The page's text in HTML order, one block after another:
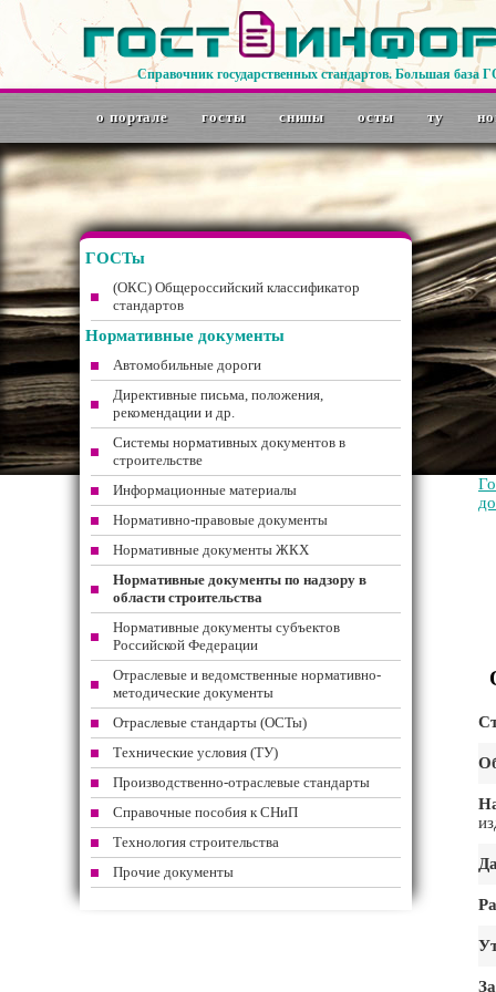
Справочник государственных стандартов. Большая база
о портале госты снипы осты ту
ГОСТы
(ОКС) Общероссийский классификатор
стандартов
Нормативные документы
Автомобильные дороги
Директивные письма, положения,
рекомендации и др.
Системы нормативных документов в
строительстве
Информационные материалы
Нормативно-правовые документы
Нормативные документы ЖКХ
Нормативные документы по надзору в
области строительства
Нормативные документы субъектов
Российской Федерации
Отраслевые и ведомственные нормативно-
методические документы
Отраслевые стандарты (ОСТы)
Технические условия (ТУ)
Производственно-отраслевые стандарты
Справочные пособия к СНиП
Технология строительства
Прочие документы